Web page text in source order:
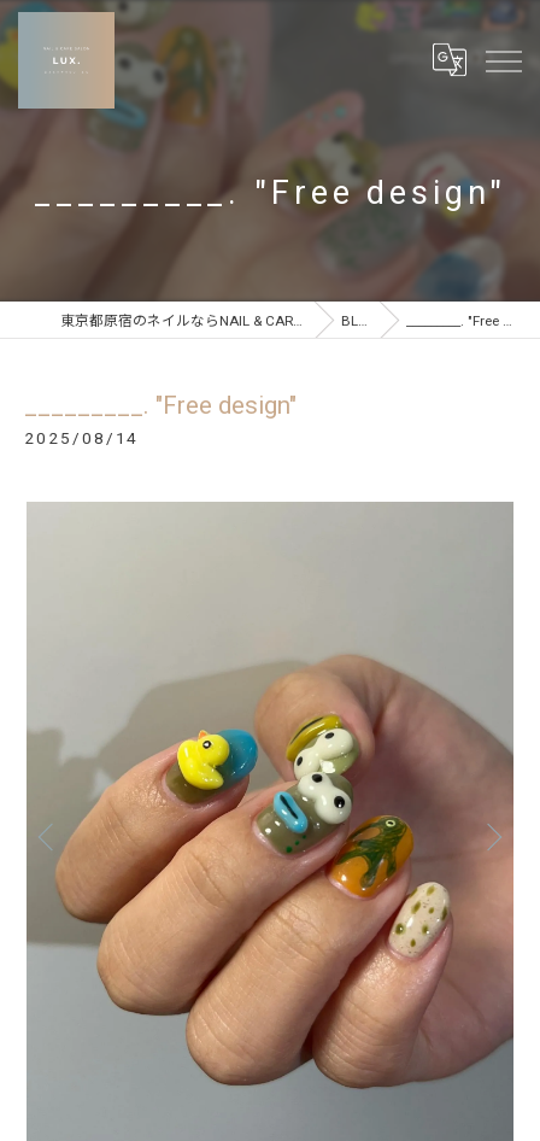
_________. "Free design"
東京都原宿のネイルならNAIL & CARE SALON LUX BLOG _________. "Free design"
_________. "Free design"
2025/08/14